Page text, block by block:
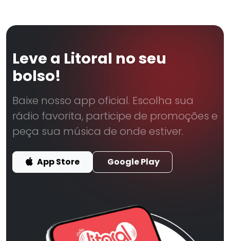
Leve a Litoral no seu
bolso!
Baixe nosso app oficial. Escolha sua
rádio favorita, participe de promoções e
peça sua música de onde estiver.
App Store Google Play